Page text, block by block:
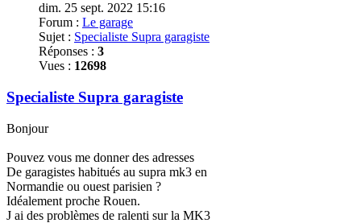
dim. 25 sept. 2022 15:16
Forum : Le garage
Sujet : Specialiste Supra garagiste
Réponses : 3
Vues : 12698
Specialiste Supra garagiste
Bonjour
Pouvez vous me donner des adresses
De garagistes habitués au supra mk3 en
Normandie ou ouest parisien ?
Idéalement proche Rouen.
J ai des problèmes de ralenti sur la MK3